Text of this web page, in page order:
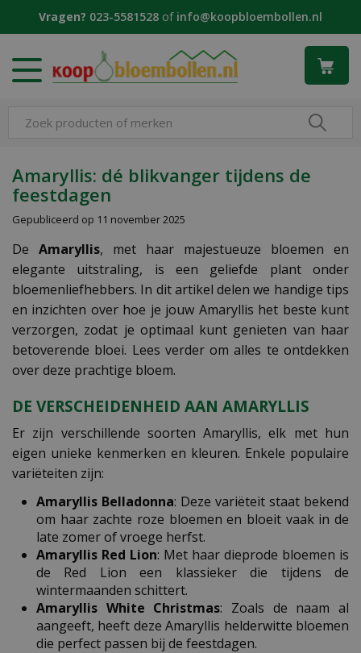
Vragen? 023-5581528 of info@koopbloembollen.nl
Amaryllis: dé blikvanger tijdens de
feestdagen
Gepubliceerd op 11 november 2025
De Amaryllis, met haar majestueuze bloemen en
elegante uitstraling, is een geliefde plant onder
bloemenliefhebbers. In dit artikel delen we handige tips
en inzichten over hoe je jouw Amaryllis het beste kunt
verzorgen, zodat je optimaal kunt genieten van haar
betoverende bloei. Lees verder om alles te ontdekken
over deze prachtige bloem.
DE VERSCHEIDENHEID AAN AMARYLLIS
Er zijn verschillende soorten Amaryllis, elk met hun
eigen unieke kenmerken en kleuren. Enkele populaire
variëteiten zijn:
Amaryllis Belladonna: Deze variëteit staat bekend
om haar zachte roze bloemen en bloeit vaak in de
late zomer of vroege herfst.
Amaryllis Red Lion: Met haar dieprode bloemen is
de Red Lion een klassieker die tijdens de
wintermaanden schittert.
Amaryllis White Christmas: Zoals de naam al
aangeeft, heeft deze Amaryllis helderwitte bloemen
die perfect passen bij de feestdagen.